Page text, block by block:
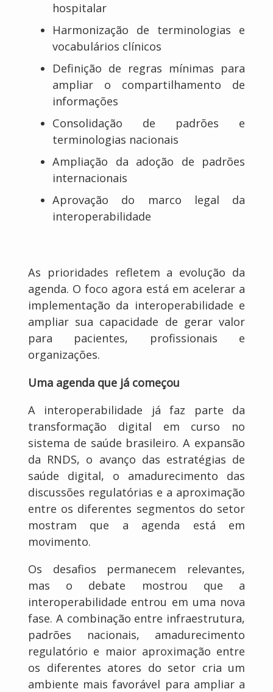
hospitalar
Harmonização de terminologias e
vocabulários clínicos
Definição de regras mínimas para
ampliar o compartilhamento de
informações
Consolidação de padrões e
terminologias nacionais
Ampliação da adoção de padrões
internacionais
Aprovação do marco legal da
interoperabilidade
As prioridades refletem a evolução da
agenda. O foco agora está em acelerar a
implementação da interoperabilidade e
ampliar sua capacidade de gerar valor
para pacientes, profissionais e
organizações.
Uma agenda que já começou
A interoperabilidade já faz parte da
transformação digital em curso no
sistema de saúde brasileiro. A expansão
da RNDS, o avanço das estratégias de
saúde digital, o amadurecimento das
discussões regulatórias e a aproximação
entre os diferentes segmentos do setor
mostram que a agenda está em
movimento.
Os desafios permanecem relevantes,
mas o debate mostrou que a
interoperabilidade entrou em uma nova
fase. A combinação entre infraestrutura,
padrões nacionais, amadurecimento
regulatório e maior aproximação entre
os diferentes atores do setor cria um
ambiente mais favorável para ampliar a